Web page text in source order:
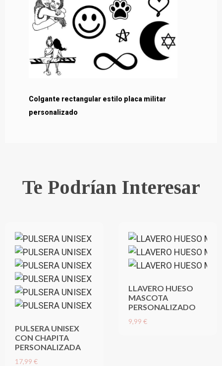
Colgante rectangular estilo placa militar
personalizado
Te Podrían Interesar
PULSERA UNISEX
CON CHAPITA
PERSONALIZADA
17,99 €
LLAVERO HUESO
MASCOTA
PERSONALIZADO
9,99 €